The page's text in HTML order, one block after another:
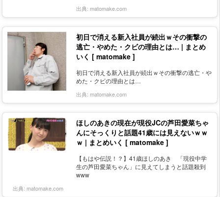
出典: matomake.com
初日で消える新入社員が続出ｗその衝撃の
逃亡・やめた・クビの理由とは… | まとめ
いく [ matomake ]
初日で消える新入社員が続出ｗその衝撃の逃亡・や
めた・クビの理由とは…
出典: matomake.com
ほしのあきの現在が現役JCの芦田愛菜ちゃ
んにそっくりと話題41歳には見えないｗｗ
ｗ | まとめいく [ matomake ]
【もはや伝説！？】41歳ほしのあき 「現役中学
生の芦田愛菜ちゃん」に見えてしまうと話題殺到
www
出典: matomake.com